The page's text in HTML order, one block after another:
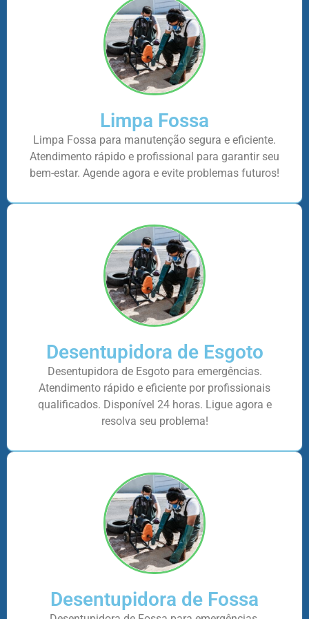
Limpa Fossa
Limpa Fossa para manutenção segura e eficiente.
Atendimento rápido e profissional para garantir seu
bem-estar. Agende agora e evite problemas futuros!
Desentupidora de Esgoto
Desentupidora de Esgoto para emergências.
Atendimento rápido e eficiente por profissionais
qualificados. Disponível 24 horas. Ligue agora e
resolva seu problema!
Desentupidora de Fossa